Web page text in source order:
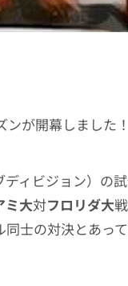
が開幕しました！
ディビジョン）の
ミ大対フロリダ大
士の対決とあっ